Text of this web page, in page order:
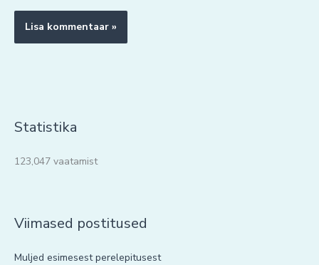
Statistika
123,047 vaatamist
Viimased postitused
Muljed esimesest perelepitusest